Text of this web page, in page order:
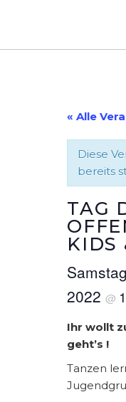
« Alle
Diese
bereits
TAG
KIDS
2022 @
Ihr wollt
geht’s !
Tanzen